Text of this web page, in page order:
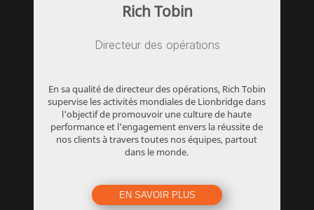
Rich Tobin
Directeur des opérations
En sa qualité de directeur des opérations, Rich Tobin
supervise les activités mondiales de Lionbridge dans
l'objectif de promouvoir une culture de haute
performance et l'engagement envers la réussite de
nos clients à travers toutes nos équipes, partout
dans le monde.
EN SAVOIR PLUS